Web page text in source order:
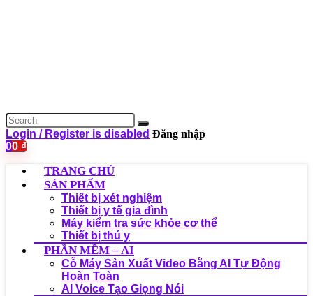
Login / Register is disabled Đăng nhập
00 ₫
TRANG CHỦ
SẢN PHẨM
Thiết bị xét nghiệm
Thiết bị y tế gia đình
Máy kiểm tra sức khỏe cơ thể
Thiết bị thú y
PHẦN MỀM – AI
Cỗ Máy Sản Xuất Video Bằng AI Tự Động
Hoàn Toàn
AI Voice Tạo Giọng Nói